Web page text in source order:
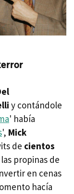
y contándole
' había
', Mick
de cientos
propinas de
en cenas
hacía